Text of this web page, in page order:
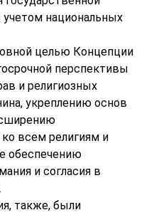
национальных
целью Концепции
перспективы
и религиозных
укреплению основ
всем религиям и
обеспечению
и согласия в
также, были